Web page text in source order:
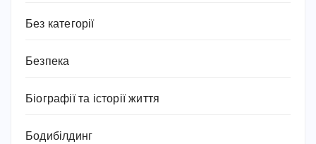
Без категорії
Безпека
Біографії та історії життя
Бодибілдинг